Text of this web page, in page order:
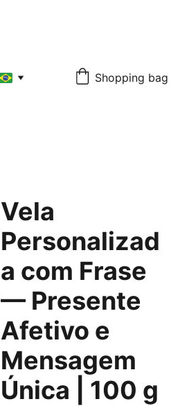
Shopping bag
Vela
Personalizad
a com Frase
— Presente
Afetivo e
Mensagem
Única | 100 g